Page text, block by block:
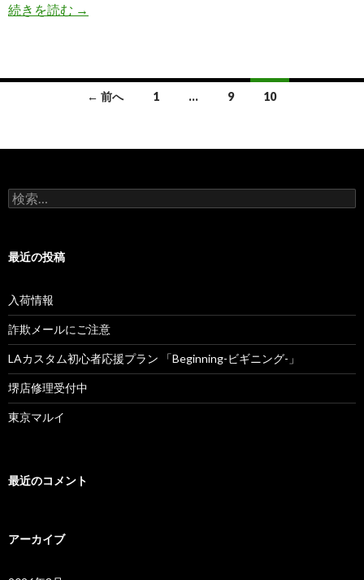
続きを読む ご利用ガイド
→
稿
ナ
ビ
ー
シ
ョ
ン
← 前へ 1 … 9 10
検
索
最近の投稿
入荷情報
詐欺メールにご注意
LAカスタム初心者応援プラン 「Beginning-ビギニング-」
堺店修理受付中
東京マルイ
最近のコメント
アーカイブ